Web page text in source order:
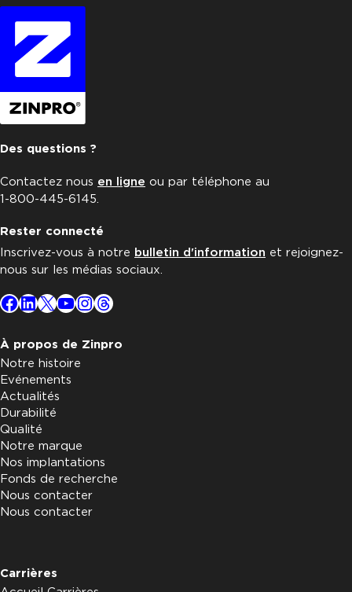
Des questions ?
Contactez nous en ligne ou par téléphone au
1-800-445-6145.
Rester connecté
Inscrivez-vous à notre bulletin d'information et rejoignez-
nous sur les médias sociaux.
Facebook
LinkedIn
X YouTube
Instagram
Threads
À propos de Zinpro
Notre histoire
Evénements
Actualités
Durabilité
Qualité
Notre marque
Nos implantations
Fonds de recherche
Nous contacter
Nous contacter
Carrières